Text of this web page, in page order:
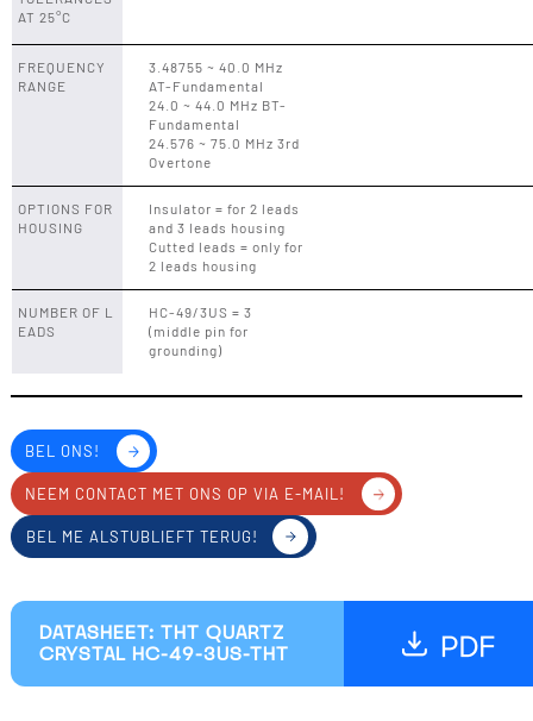
AT 25°C
FREQUENCY
RANGE
3.48755 ~ 40.0 MHz
AT-Fundamental
24.0 ~ 44.0 MHz BT-
Fundamental
24.576 ~ 75.0 MHz 3rd
Overtone
OPTIONS FOR
HOUSING
Insulator = for 2 leads
and 3 leads housing
Cutted leads = only for
2 leads housing
NUMBER OF L
EADS
HC-49/3US = 3
(middle pin for
grounding)
BEL ONS!
NEEM CONTACT MET ONS OP VIA E-MAIL!
BEL ME ALSTUBLIEFT TERUG!
DATASHEET: THT QUARTZ
CRYSTAL HC-49-3US-THT